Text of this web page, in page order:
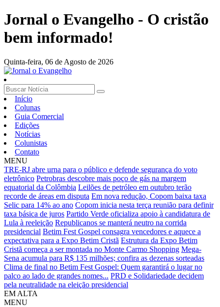
Jornal o Evangelho - O cristão
bem informado!
Quinta-feira, 06 de Agosto de 2026
Início
Colunas
Guia Comercial
Edições
Notícias
Colunistas
Contato
MENU
TRE-RJ abre urna para o público e defende segurança do voto
eletrônico Petrobras descobre mais poço de gás na margem
equatorial da Colômbia Leilões de petróleo em outubro terão
recorde de áreas em disputa Em nova redução, Copom baixa taxa
Selic para 14% ao ano Copom inicia nesta terça reunião para definir
taxa básica de juros Partido Verde oficializa apoio à candidatura de
Lula à reeleição Republicanos se manterá neutro na corrida
presidencial Betim Fest Gospel consagra vencedores e aquece a
expectativa para a Expo Betim Cristã Estrutura da Expo Betim
Cristã começa a ser montada no Monte Carmo Shopping Mega-
Sena acumula para R$ 135 milhões; confira as dezenas sorteadas
Clima de final no Betim Fest Gospel: Quem garantirá o lugar no
palco ao lado de grandes nomes... PRD e Solidariedade decidem
pela neutralidade na eleição presidencial
EM ALTA
MENU